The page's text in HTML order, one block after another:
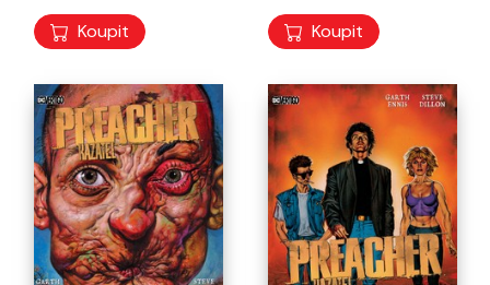
Koupit Koupit